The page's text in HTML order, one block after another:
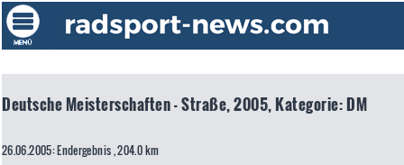
Deutsche Meisterschaften - Straße, 2005, Kategorie: DM
26.06.2005: Endergebnis , 204.0 km